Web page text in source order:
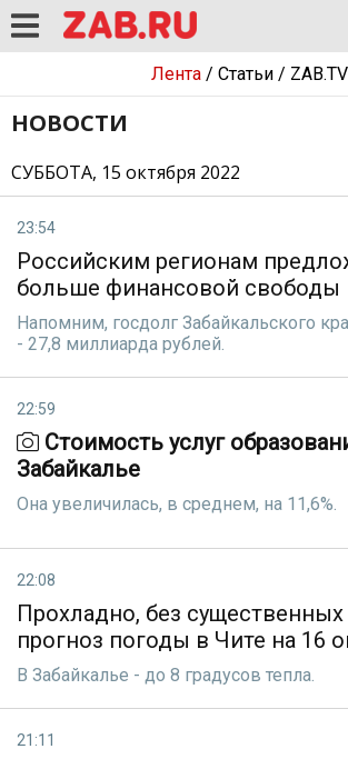
Лента/ Статьи/ ZAB.TV
НОВОСТИ
СУББОТА, 15 октября 2022
23:54
Российским регионам
больше финансовой свободы
Напомним, госдолг Забайкальского
- 27,8 миллиарда рублей.
22:59
Стоимость услуг
Забайкалье
Она увеличилась, в среднем, на 11,6%.
22:08
Прохладно, без
прогноз погоды в Чите на 16
В Забайкалье - до 8 градусов тепла.
21:11